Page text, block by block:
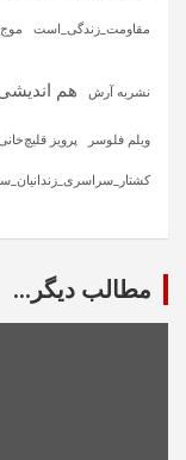
مقاومت_زندگی_است
نشریه آرش هم
ویلم فلوسر پرویز
مطالب دیگر...